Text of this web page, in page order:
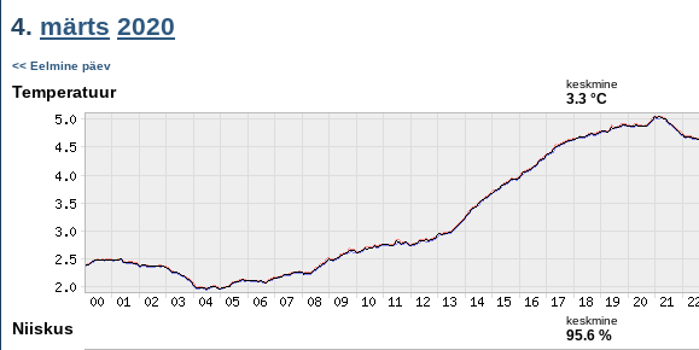
4. märts 2020
<< Eelmine päev
Temperatuur keskmine
3.3 °C
Niiskus keskmine
95.6 %